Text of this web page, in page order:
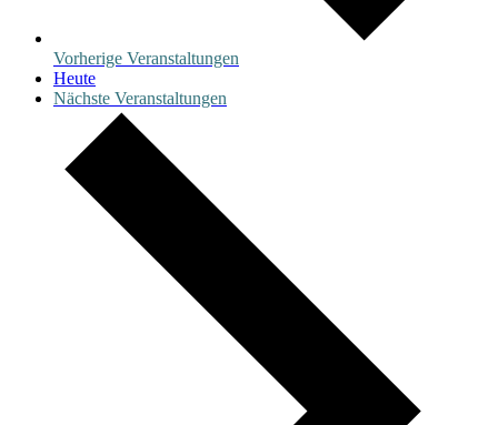
Vorherige Veranstaltungen
Heute
Nächste Veranstaltungen